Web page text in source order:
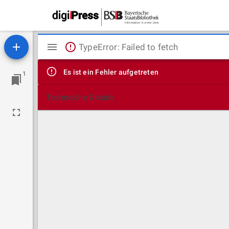
1
Mirador
Viewer
TypeError: Failed to fetch
Es ist ein Fehler aufgetreten
Technische Details